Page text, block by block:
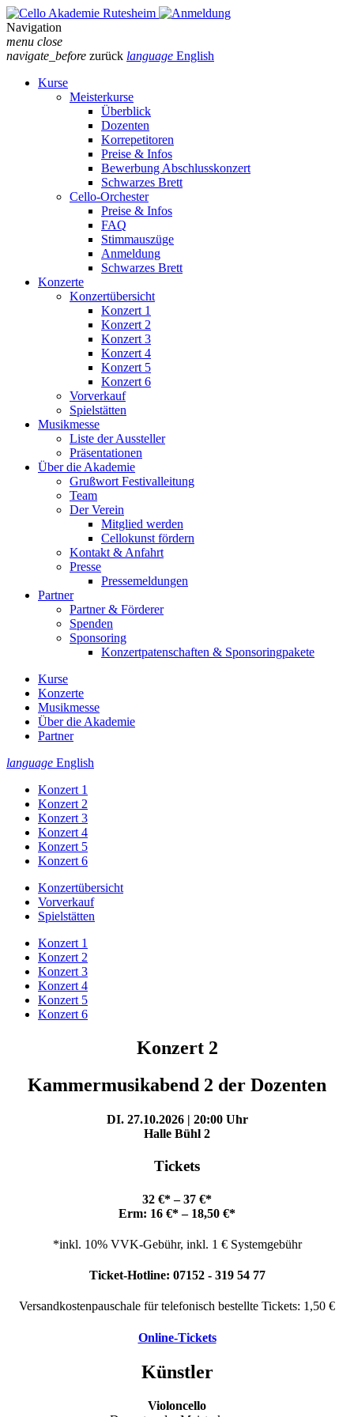
Navigation
menu close
navigate_before zurück language English
Kurse
Meisterkurse
Überblick
Dozenten
Korrepetitoren
Preise & Infos
Bewerbung Abschlusskonzert
Schwarzes Brett
Cello-Orchester
Preise & Infos
FAQ
Stimmauszüge
Anmeldung
Schwarzes Brett
Konzerte
Konzertübersicht
Konzert 1
Konzert 2
Konzert 3
Konzert 4
Konzert 5
Konzert 6
Vorverkauf
Spielstätten
Musikmesse
Liste der Aussteller
Präsentationen
Über die Akademie
Grußwort Festivalleitung
Team
Der Verein
Mitglied werden
Cellokunst fördern
Kontakt & Anfahrt
Presse
Pressemeldungen
Partner
Partner & Förderer
Spenden
Sponsoring
Konzertpatenschaften & Sponsoringpakete
Kurse
Konzerte
Musikmesse
Über die Akademie
Partner
language English
Konzert 1
Konzert 2
Konzert 3
Konzert 4
Konzert 5
Konzert 6
Konzertübersicht
Vorverkauf
Spielstätten
Konzert 1
Konzert 2
Konzert 3
Konzert 4
Konzert 5
Konzert 6
Konzert 2
Kammermusikabend 2 der Dozenten
DI. 27.10.2026| 20:00 Uhr
Halle Bühl 2
Tickets
32 €* – 37 €*
Erm: 16 €* – 18,50 €*
*inkl. 10% VVK-Gebühr, inkl. 1 € Systemgebühr
Ticket-Hotline: 07152 - 319 54 77
Versandkostenpauschale für telefonisch bestellte Tickets: 1,50 €
Online-Tickets
Künstler
Violoncello